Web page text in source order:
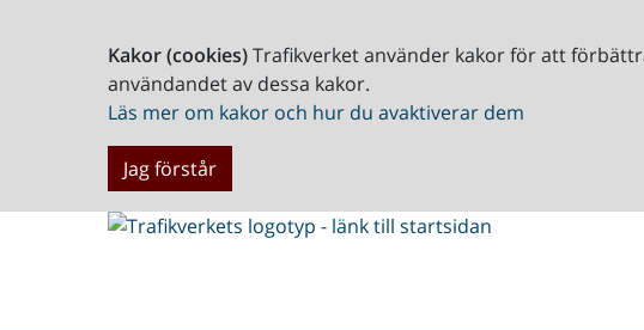
Kakor (cookies)Trafikverket använder kakor för att
användandet av dessa kakor.
Läs mer om kakor och hur du avaktiverar dem
Jag förstår